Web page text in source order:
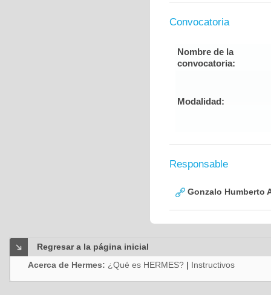
Convocatoria
Nombre de la
convocatoria:
Modalidad:
Responsable
Gonzalo Humberto
Regresar a la página inicial
Acerca de Hermes: ¿Qué es HERMES? | Instructivos